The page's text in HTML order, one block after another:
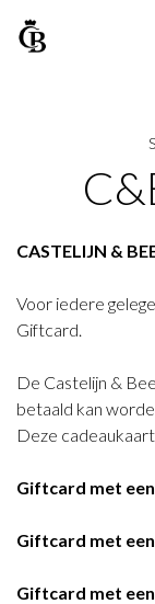
CASTELIJN &
Voor iedere
Giftcard.
De Castelijn &
betaald kan
Deze
Giftcard met
Giftcard met
Giftcard met